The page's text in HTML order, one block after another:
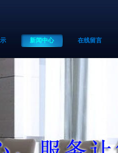
新闻中心 在线留言